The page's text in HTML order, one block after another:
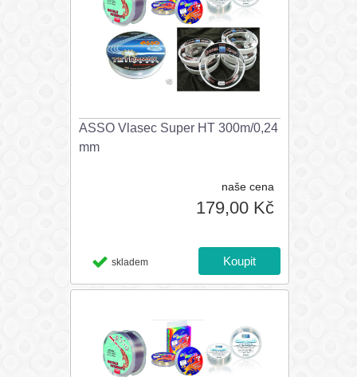
ASSO Vlasec Super HT 300m/0,24
mm
naše cena
179,00 Kč
skladem